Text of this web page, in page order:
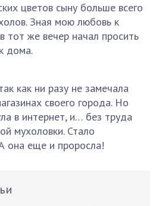
цветов сыну больше всего
Зная мою любовь к
тот же вечер начал просить
дома.
как ни разу не замечала
своего города. Но
в интернет, и… без труда
мухоловки. Стало
она еще и проросла!